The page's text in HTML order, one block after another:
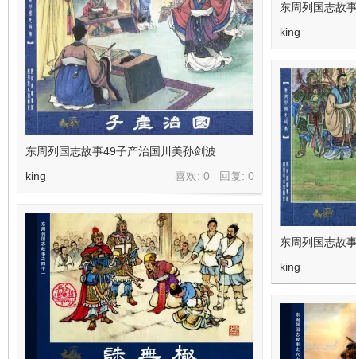
东周列国志故
king
东周列国志故事49子产治国川美孙剑波
喜欢: 0 回复: 0
king
东周列国志故
king